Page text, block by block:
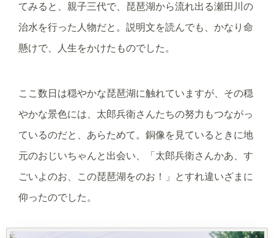
てみると、親子三代で、琵琶湖から流れ出る瀬田川の
治水を行った人物だと。説明文を読んでも、かなり命
懸けで、人生をかけたものでした。
ここ数日は穏やかな琵琶湖に触れていますが、その穏
やかな景色には、太郎兵衛さんたちの努力もつながっ
ているのだと、あらためて。銅像を見ているときに地
元のおじいちゃんと出会い、「太郎兵衛さんかあ、す
ごいよのお、この琵琶湖をのお！」とすれ違いざまに
仰ったのでした。